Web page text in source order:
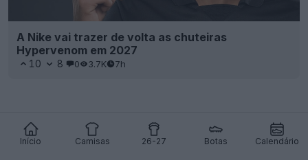
Início Camisas 26-27 Botas Calendário
A Nike vai trazer de volta as chuteiras
Hypervenom em 2027
10 8 0 3.7K 7h